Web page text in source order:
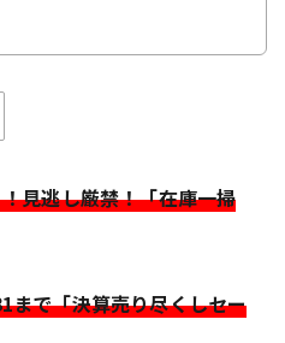
見逃し厳禁！「在庫一掃
まで「決算売り尽くしセー